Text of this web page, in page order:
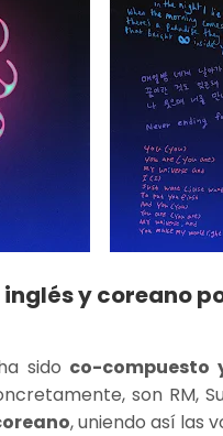
inglés y coreano
sido co-compuesto
son RM,
, uniendo así las